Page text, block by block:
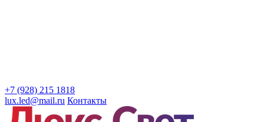
+7 (928) 215 1818
lux.led@mail.ru Контакты